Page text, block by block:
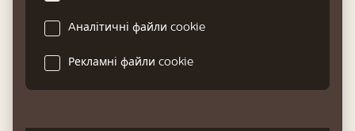
введіть номер артикула вашої кавомашини.
стороні дверцят для обслуговування.
Засоби для догляду та номери артикулів:
Aналітичні файли cookie
Рекламні файли cookie